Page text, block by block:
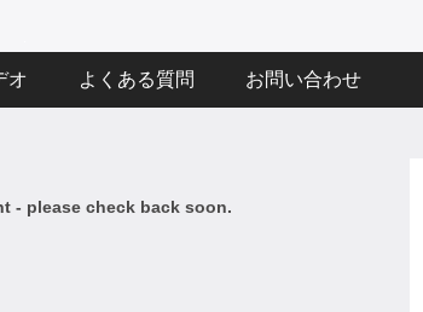
オ よくある質問 お問い合わせ
- please check back soon.